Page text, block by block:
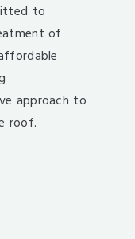
to
of
approach to
roof.